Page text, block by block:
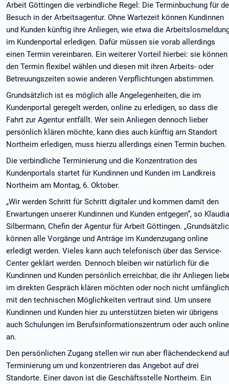
Arbeit Göttingen die verbindliche Regel: Die Terminbuchung für
Besuch in der Arbeitsagentur. Ohne Wartezeit können Kundinnen
und Kunden künftig ihre Anliegen, wie etwa die
im Kundenportal erledigen. Dafür müssen sie vorab allerdings
einen Termin vereinbaren. Ein weiterer Vorteil hierbei: sie können
den Termin flexibel wählen und diesen mit ihren Arbeits- oder
Betreuungszeiten sowie anderen Verpflichtungen abstimmen.
Grundsätzlich ist es möglich alle Angelegenheiten, die im
Kundenportal geregelt werden, online zu erledigen, so dass die
Fahrt zur Agentur entfällt. Wer sein Anliegen dennoch lieber
persönlich klären möchte, kann dies auch künftig am Standort
Northeim erledigen, muss hierzu allerdings einen Termin buchen.
Die verbindliche Terminierung und die Konzentration des
Kundenportals startet für Kundinnen und Kunden im Landkreis
Northeim am Montag, 6. Oktober.
„Wir werden Schritt für Schritt digitaler und kommen damit den
Erwartungen unserer Kundinnen und Kunden entgegen“, so Klaudia
Silbermann, Chefin der Agentur für Arbeit Göttingen.
können alle Vorgänge und Anträge im Kundenzugang online
erledigt werden. Vieles kann auch telefonisch über das Service-
Center geklärt werden. Dennoch bleiben wir natürlich für die
Kundinnen und Kunden persönlich erreichbar, die ihr Anliegen
im direkten Gespräch klären möchten oder noch nicht umfänglich
mit den technischen Möglichkeiten vertraut sind. Um unsere
Kundinnen und Kunden hier zu unterstützen bieten wir übrigens
auch Schulungen im Berufsinformationszentrum oder auch online
an.
Den persönlichen Zugang stellen wir nun aber flächendeckend auf
Terminierung um und konzentrieren das Angebot auf drei
Standorte. Einer davon ist die Geschäftsstelle Northeim. Ein